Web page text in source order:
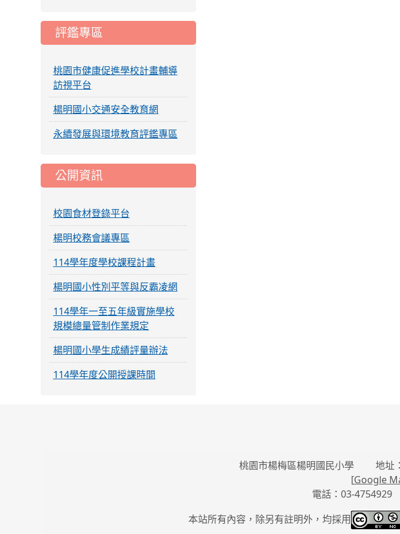
評鑑專區
桃園市健康促進學校計畫輔導
訪視平台
楊明國小交通安全教育網
永續發展與環境教育評鑑專區
公開資訊
校園食材登錄平台
楊明校務會議專區
114學年度學校課程計畫
楊明國小性別平等與反霸凌網
114學年一至五年級實施學校
規模總量管制作業規定
楊明國小學生成績評量辦法
114學年度公開授課時間
桃園市楊梅區楊明國民小學 地址
[Google
電話：03-
本站所有內容，除另有註明外，均採用